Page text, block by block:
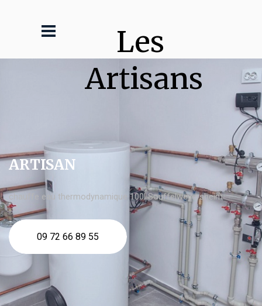
Les
Artisans
ARTISAN
chauffe eau thermodynamique 100l Souffelweyersheim
09 72 66 89 55